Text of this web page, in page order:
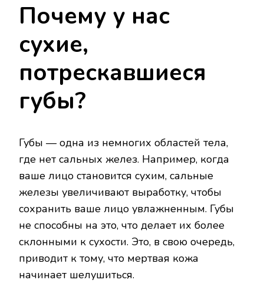
Почему у нас
сухие,
потрескавшиеся
губы?
Губы — одна из немногих областей тела,
где нет сальных желез. Например, когда
ваше лицо становится сухим, сальные
железы увеличивают выработку, чтобы
сохранить ваше лицо увлажненным. Губы
не способны на это, что делает их более
склонными к сухости. Это, в свою очередь,
приводит к тому, что мертвая кожа
начинает шелушиться.